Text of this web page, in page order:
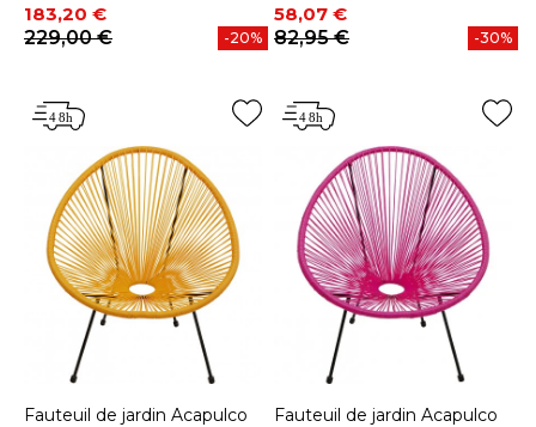
Prix
183,20 €
Prix de base
229,00 €
-20%
Prix
58,07 €
Prix de base
82,95 €
-30%
Fauteuil de jardin Acapulco
Fauteuil de jardin Acapulco